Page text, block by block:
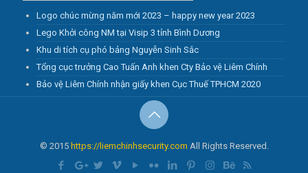
Logo chúc mừng năm mới 2023 – happy new year 2023
Lego Khởi công NM tại Visip 3 tỉnh Bình Dương
Khu di tích cụ phó bảng Nguyễn Sinh Sắc
Tổng cục trưởng Cao Tuấn Anh khen Cty Bảo vệ Liêm Chính
Bảo vệ Liêm Chính nhận giấy khen Cục Thuế TPHCM 2020
© 2015 https://liemchinhsecurity.com All Rights Reserved.